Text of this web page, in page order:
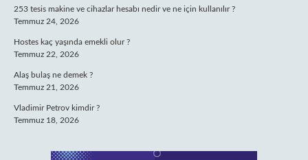
253 tesis makine ve cihazlar hesabı nedir ve ne için kullanılır ?
Temmuz 24, 2026
Hostes kaç yaşında emekli olur ?
Temmuz 22, 2026
Alaş bulaş ne demek ?
Temmuz 21, 2026
Vladimir Petrov kimdir ?
Temmuz 18, 2026